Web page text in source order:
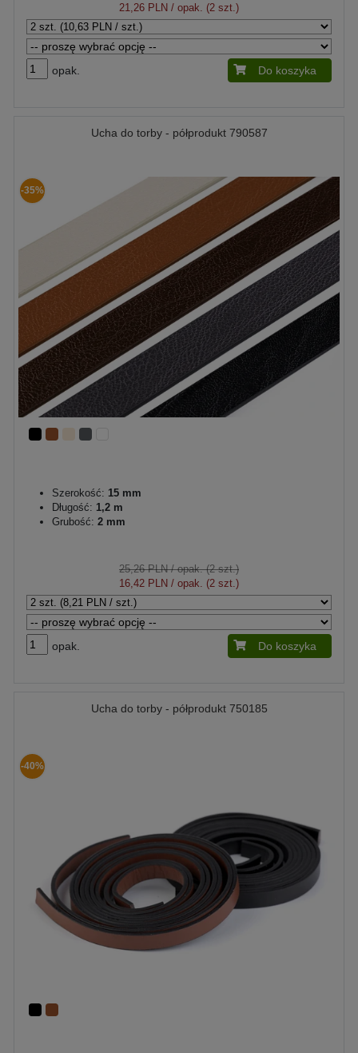
21,26 PLN / opak. (2 szt.)
opak. Do koszyka
Ucha do torby - półprodukt 790587
-35%
Szerokość: 15 mm
Długość: 1,2 m
Grubość: 2 mm
25,26 PLN/ opak. (2 szt.)
16,42 PLN / opak. (2 szt.)
opak. Do koszyka
Ucha do torby - półprodukt 750185
-40%